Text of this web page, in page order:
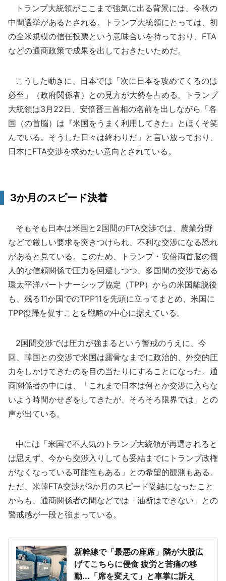
トランプ大統領がここまで強気に出る背景には、今秋の
中間選挙があるとされる。トランプ大統領にとっては、初
の全米規模の信任投票という意味合いを持っており、FTA
などの通商政策で成果を出しておきたいためだ。
こうした動きに、日本では「次に日本を攻めてくるのは
必至」（政府関係者）との見方が大勢を占める。トランプ
大統領は3月22日、安倍晋三首相の名前を出しながら「各
国（の首脳）は『米国をうまく利用してきた』とほくそ笑
んでいる。そうした日々は終わりだ」と言い放っており、
日本にFTA交渉を求めたい意向とされている。
3か月のスピード決着
そもそも日本は米国と2国間のFTA交渉では、農業分野
などで厳しい要求を突きつけられ、不利な交渉になる恐れ
があると見ている。このため、トランプ・安倍両首脳の個
人的な信頼関係で圧力を回避しつつ、多国間の交渉である
環太平洋パートナーシップ協定（TPP）からの米国離脱後
も、残る11か国でのTPP11を先頭に立ってまとめ、米国に
TPP復帰を促すことを戦略の中心に据えている。
2国間交渉では圧力が強まるという警戒のうえに、今
回、韓国との交渉で米国は露骨なまでに政治的、外交的圧
力をしかけてきたのを目の当たりにすることになった。通
商関係者の中には、「これまで日本は何とか交渉に入らな
いよう時間かせぎをしてきたが、そろそろ限界では」との
声が出ている。
中には「米国で不人気のトランプ大統領が再選されると
は思えず、今から交渉入りしても妥結までにトランプ政権
がなくなっている可能性もある」との希望的観測もある。
ただ、米韓FTA交渉が3か月のスピード妥結になったこと
からも、通商関係者の間などでは「油断はできない」との
警戒感が一段と強まっている。
新幹線で「最悪の座席」隣が大股広
げてこちらに侵食 疲労と苦痛の移
動...「席を変えて」と車掌に訴え